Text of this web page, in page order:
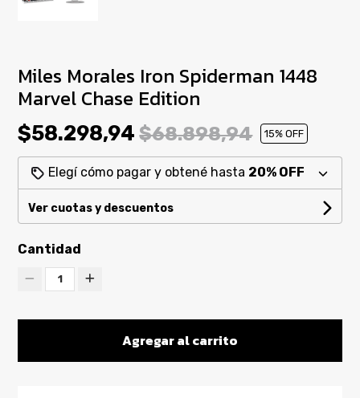
Miles Morales Iron Spiderman 1448
Marvel Chase Edition
$58.298,94$68.898,94 15% OFF
Elegí cómo pagar y obtené hasta 20% OFF
Ver cuotas y descuentos
Cantidad
1
Agregar al carrito